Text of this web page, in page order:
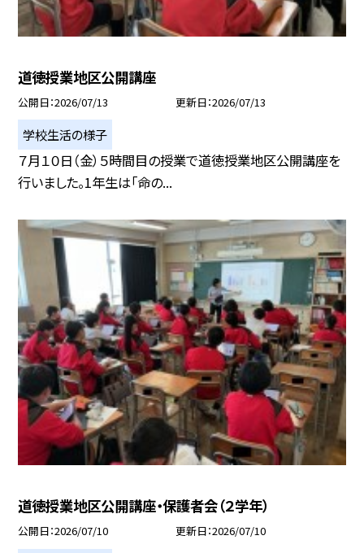
道徳授業地区公開講座
公開日 2026/07/13 更新日 2026/07/13
学校生活の様子
７月１０日（金）５時間目の授業で道徳授業地区公開講座を
行いました。1年生は「命の...
道徳授業地区公開講座・保護者会（２学年）
公開日 2026/07/10 更新日 2026/07/10